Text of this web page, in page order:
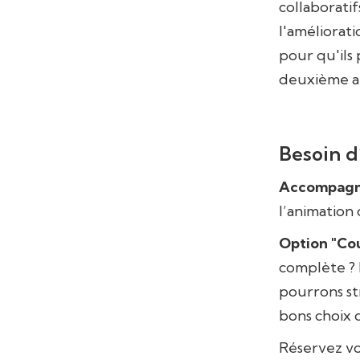
pour qu'ils
deuxième
Besoin
Option
complète
pourrons
bons choix
Réservez